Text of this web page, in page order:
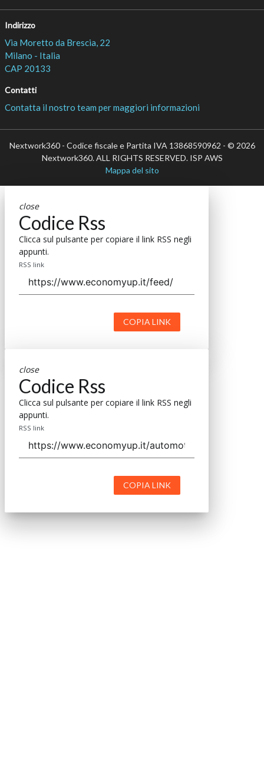
Indirizzo
Via Moretto da Brescia, 22
Milano - Italia
CAP 20133
Contatti
Contatta il nostro team per maggiori informazioni
Nextwork360 - Codice fiscale e Partita IVA 13868590962 - © 2026
Nextwork360. ALL RIGHTS RESERVED. ISP AWS
Mappa del sito
close
Codice Rss
Clicca sul pulsante per copiare il link RSS negli
appunti.
RSS link
COPIA LINK
close
Codice Rss
Clicca sul pulsante per copiare il link RSS negli
appunti.
RSS link
COPIA LINK